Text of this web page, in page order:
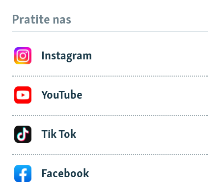
Pratite nas
Instagram
YouTube
Tik Tok
Facebook